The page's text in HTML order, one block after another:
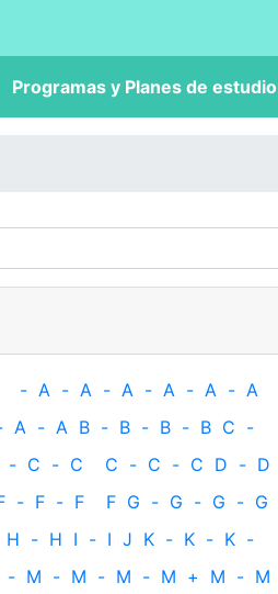
Programas y Planes de estudio
- A - A - A - A - A - A
A - A B - B - B - B C -
- C - C C - C - C D - D
- F - F F G - G - G - G
H - H I - I J K - K - K -
- M - M - M - M + M - M